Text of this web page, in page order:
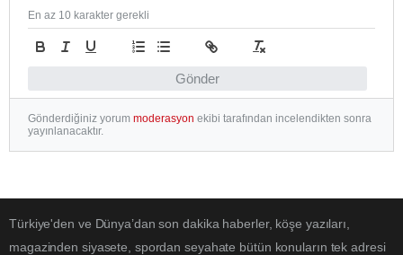
Gönder
En az 10 karakter gerekli
Gönderdiğiniz yorum moderasyon ekibi tarafından incelendikten sonra
yayınlanacaktır.
Türkiye'den ve Dünya’dan son dakika haberler, köşe yazıları,
magazinden siyasete, spordan seyahate bütün konuların tek adresi